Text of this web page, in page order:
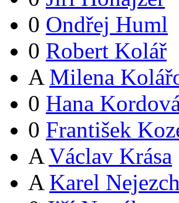
0 Ondřej Huml
0 Robert Kolář
A Milena
0 Hana
0 František
A Václav Krása
A Karel